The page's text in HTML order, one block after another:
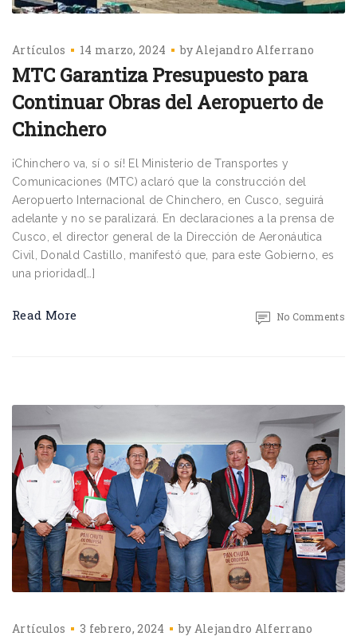
Artículos 14 marzo, 2024 byAlejandro Alferrano
MTC Garantiza Presupuesto para
Continuar Obras del Aeropuerto de
Chinchero
¡Chinchero va, sí o sí! El Ministerio de Transportes y
Comunicaciones (MTC) aclaró que la construcción del
Aeropuerto Internacional de Chinchero, en Cusco, seguirá
adelante y no se paralizará. En declaraciones a la prensa de
Cusco, el director general de la Dirección de Aeronáutica
Civil, Donald Castillo, manifestó que, para este Gobierno, es
una prioridad[…]
Read More No Comments
Artículos 3 febrero, 2024 by Alejandro Alferrano